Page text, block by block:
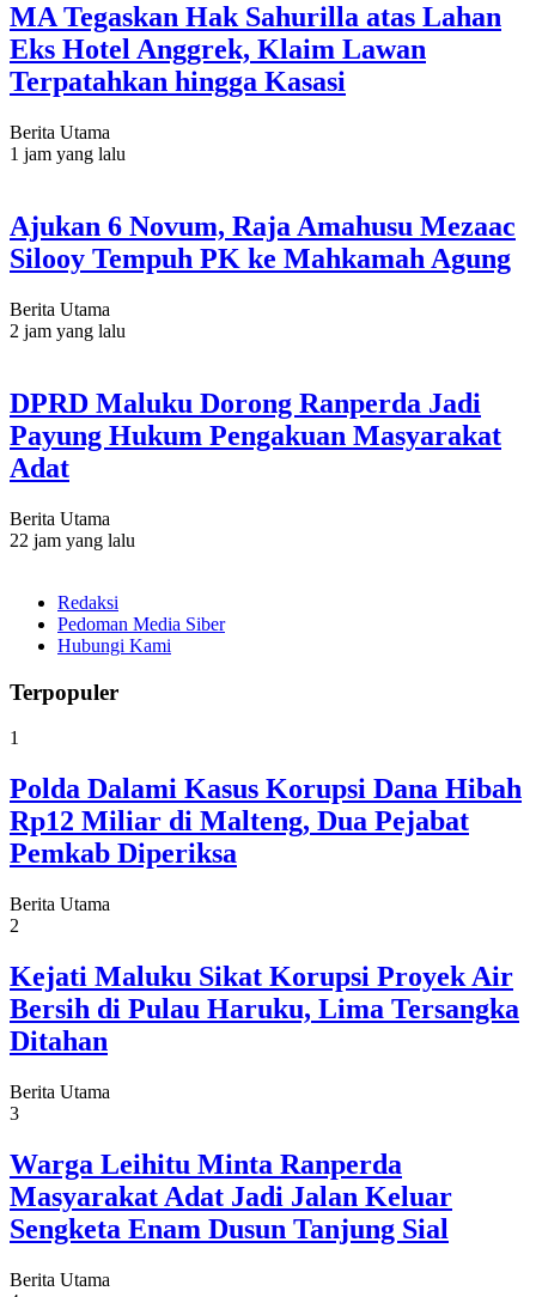
MA Tegaskan Hak Sahurilla atas Lahan
Eks Hotel Anggrek, Klaim Lawan
Terpatahkan hingga Kasasi
Berita Utama
1 jam yang lalu
Ajukan 6 Novum, Raja Amahusu Mezaac
Silooy Tempuh PK ke Mahkamah Agung
Berita Utama
2 jam yang lalu
DPRD Maluku Dorong Ranperda Jadi
Payung Hukum Pengakuan Masyarakat
Adat
Berita Utama
22 jam yang lalu
Redaksi
Pedoman Media Siber
Hubungi Kami
Terpopuler
1
Polda Dalami Kasus Korupsi Dana Hibah
Rp12 Miliar di Malteng, Dua Pejabat
Pemkab Diperiksa
Berita Utama
2
Kejati Maluku Sikat Korupsi Proyek Air
Bersih di Pulau Haruku, Lima Tersangka
Ditahan
Berita Utama
3
Warga Leihitu Minta Ranperda
Masyarakat Adat Jadi Jalan Keluar
Sengketa Enam Dusun Tanjung Sial
Berita Utama